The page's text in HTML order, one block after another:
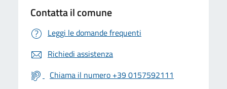
Contatta il comune
Leggi le domande frequenti
Richiedi assistenza
Chiama il numero +39 0157592111